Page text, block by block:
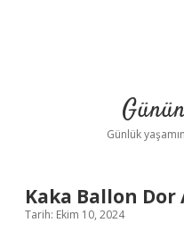
Günlük
Kaka Ballon Dor
Tarih: Ekim 10, 2024